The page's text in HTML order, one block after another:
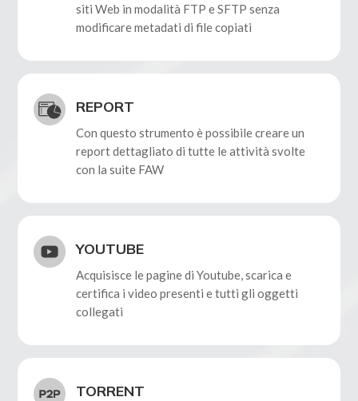
siti Web in modalità FTP e SFTP senza
modificare metadati di file copiati
REPORT
Con questo strumento è possibile creare un
report dettagliato di tutte le attività svolte
con la suite FAW
YOUTUBE
Acquisisce le pagine di Youtube, scarica e
certifica i video presenti e tutti gli oggetti
collegati
TORRENT